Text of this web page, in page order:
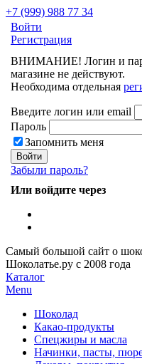
+7 (999) 988 77 34
Войти
Регистрация
ВНИМАНИЕ! Логин и
магазине не действуют.
Необходима отдельная
Введите логин или email
Пароль
Запомнить меня
Забыли пароль?
Или войдите через
Самый большой сайт о
Шоколатье.ру с 2008 года
Каталог
Menu
Шоколад
Какао-продукты
Спецжиры и масла
Начинки, пасты,